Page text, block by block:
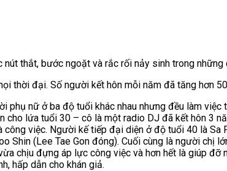
thắt, bước ngoặt và rắc rối nảy sinh trong những
thời đại. Số người kết hôn mỗi năm đã tăng hơn
phụ nữ ở ba độ tuổi khác nhau nhưng đều làm
lứa tuổi 30 – cô là một radio DJ đã kết hôn 3
việc. Người kế tiếp đại diện ở độ tuổi 40 là
Shin (Lee Tae Gon đóng). Cuối cùng là người chị
chịu đựng áp lực công việc và hơn hết là giúp
hấp dẫn cho khán giả.